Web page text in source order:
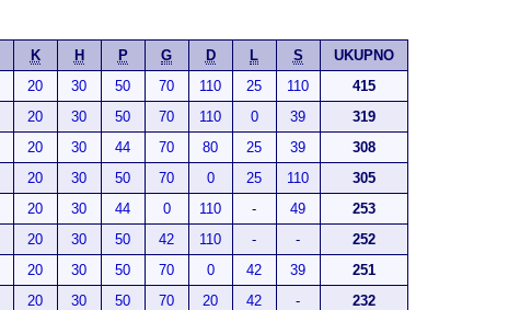
K H P G D L S
UKUPNO
20 30 50 70 110 25 110
415
20 30 50 70 110 0 39
319
20 30 44 70 80 25 39
308
20 30 50 70 0 25 110
305
20 30 44 0 110 - 49
253
20 30 50 42 110 - -
252
20 30 50 70 0 42 39
251
20 30 50 70 20 42 -
232